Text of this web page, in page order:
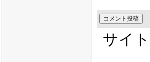
サイ